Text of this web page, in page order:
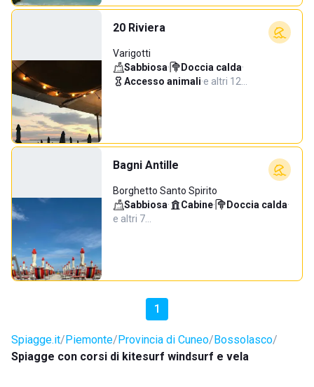
20 Riviera
Varigotti
Sabbiosa· Doccia calda·
Accesso animali·e altri 12…
Bagni Antille
Borghetto Santo Spirito
Sabbiosa· Cabine· Doccia calda·
e altri 7…
1
Spiagge.it Piemonte Provincia di Cuneo Bossolasco
Spiagge con corsi di kitesurf windsurf e vela